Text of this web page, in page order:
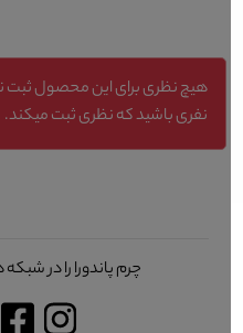
هیچ نظری برای این محصول ثبت
نفری باشید که نظری ثبت میکند.
چرم پاندورا را در